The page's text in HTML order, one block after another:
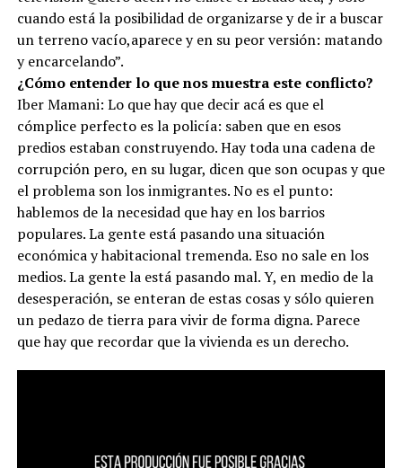
cuando está la posibilidad de organizarse y de ir a buscar
un terreno vacío,aparece y en su peor versión: matando
y encarcelando”.
¿Cómo entender lo que nos muestra este conflicto?
Iber Mamani: Lo que hay que decir acá es que el
cómplice perfecto es la policía: saben que en esos
predios estaban construyendo. Hay toda una cadena de
corrupción pero, en su lugar, dicen que son ocupas y que
el problema son los inmigrantes. No es el punto:
hablemos de la necesidad que hay en los barrios
populares. La gente está pasando una situación
económica y habitacional tremenda. Eso no sale en los
medios. La gente la está pasando mal. Y, en medio de la
desesperación, se enteran de estas cosas y sólo quieren
un pedazo de tierra para vivir de forma digna. Parece
que hay que recordar que la vivienda es un derecho.